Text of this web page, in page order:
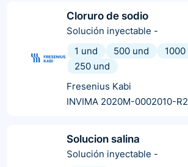
Cloruro de sodio
Solución inyectable -
1 und
500 und
250 und
Fresenius Kabi
INVIMA 2020M-0002010-R2
Solucion salina
Solución inyectable -